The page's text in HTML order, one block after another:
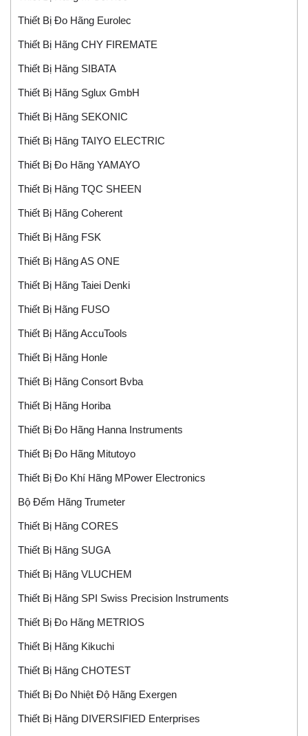
Thiết Bị Đo Hãng Eurolec
Thiết Bị Hãng CHY FIREMATE
Thiết Bị Hãng SIBATA
Thiết Bị Hãng Sglux GmbH
Thiết Bị Hãng SEKONIC
Thiết Bị Hãng TAIYO ELECTRIC
Thiết Bị Đo Hãng YAMAYO
Thiết Bị Hãng TQC SHEEN
Thiết Bị Hãng Coherent
Thiết Bị Hãng FSK
Thiết Bị Hãng AS ONE
Thiết Bị Hãng Taiei Denki
Thiết Bị Hãng FUSO
Thiết Bị Hãng AccuTools
Thiết Bị Hãng Honle
Thiết Bị Hãng Consort Bvba
Thiết Bị Hãng Horiba
Thiết Bị Đo Hãng Hanna Instruments
Thiết Bị Đo Hãng Mitutoyo
Thiết Bị Đo Khí Hãng MPower Electronics
Bộ Đếm Hãng Trumeter
Thiết Bị Hãng CORES
Thiết Bị Hãng SUGA
Thiết Bị Hãng VLUCHEM
Thiết Bị Hãng SPI Swiss Precision Instruments
Thiết Bị Đo Hãng METRIOS
Thiết Bị Hãng Kikuchi
Thiết Bị Hãng CHOTEST
Thiết Bị Đo Nhiệt Độ Hãng Exergen
Thiết Bị Hãng DIVERSIFIED Enterprises